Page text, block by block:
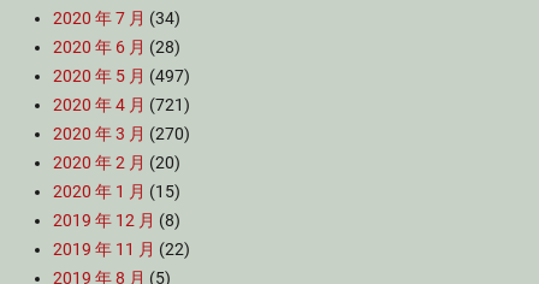
2020 年 7 月 (34)
2020 年 6 月 (28)
2020 年 5 月 (497)
2020 年 4 月 (721)
2020 年 3 月 (270)
2020 年 2 月 (20)
2020 年 1 月 (15)
2019 年 12 月 (8)
2019 年 11 月 (22)
2019 年 8 月 (5)